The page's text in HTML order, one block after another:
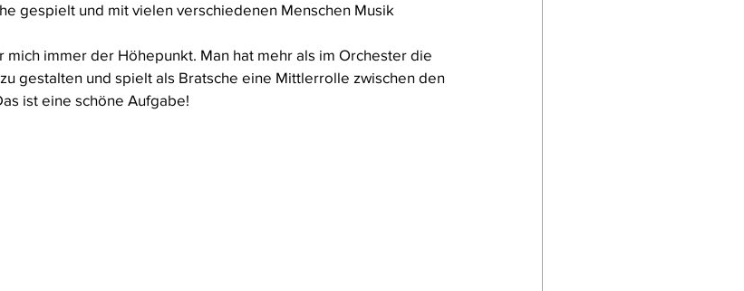
gespielt und mit vielen verschiedenen Menschen Musik
immer der Höhepunkt. Man hat mehr als im Orchester die
gestalten und spielt als Bratsche eine Mittlerrolle zwischen den
ist eine schöne Aufgabe!